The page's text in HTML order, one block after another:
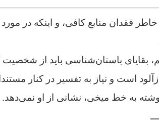
فقدان منابع کافی، و اینکه در مورد
بقایای باستان‌شناسی باید از
است و نیاز به تفسیر در کنار
به خط میخی، نشانی از او نمی‌دهد.